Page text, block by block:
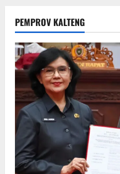
PEMPROV KALTENG